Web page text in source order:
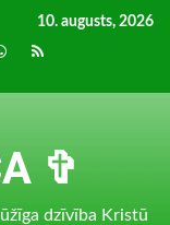
10. augusts, 2026
RSS
✞
dzīvība Kristū